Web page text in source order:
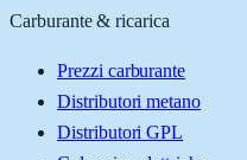
Carburante & ricarica
Prezzi carburante
Distributori metano
Distributori GPL